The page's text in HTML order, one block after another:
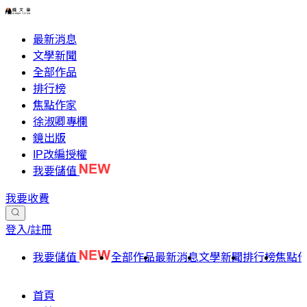
最新消息
文學新聞
全部作品
排行榜
焦點作家
徐淑卿專欄
鏡出版
IP改編授權
我要儲值
我要收費
登入/註冊
我要儲值 全部作品最新消息文學新聞排行榜焦點
首頁